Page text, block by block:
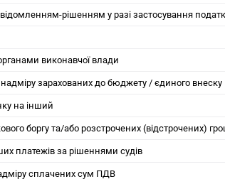
рішенням у разі застосування
виконавчої влади
зарахованих до бюджету / єдиного внеску
на інший
боргу та/або розстрочених (відстрочених)
платежів за рішеннями судів
сплачених сум ПДВ